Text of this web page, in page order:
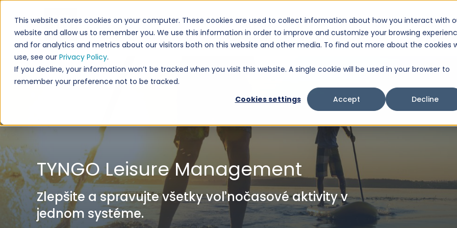
This website stores cookies on your computer. These cookies are used to collect information about how you interact with
website and allow us to remember you. We use this information in order to improve and customize your browsing
and for analytics and metrics about our visitors both on this website and other media. To find out more about the cookies
use, see our Privacy Policy.
If you decline, your information won’t be tracked when you visit this website. A single cookie will be used in your browser to
remember your preference not to be tracked.
Cookies settings
Accept Decline
Riešenie Produkty Služby O nás Podpora
Ide o vyhľadávacie pole s pripojenou funkciou automatického navrhovania.
Neexistujú žiadne návrhy, pretože je pole
TYNGO Leisure Management
Zlepšite a spravujte všetky voľnočasové aktivity v
jednom systéme.